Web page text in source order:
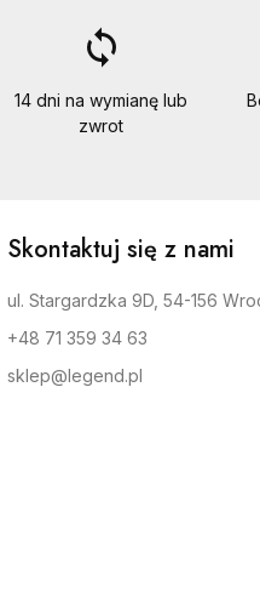
loop
14 dni na wymianę lub
zwrot
Skontaktuj się z nami
ul. Stargardzka 9D, 54-156
+48 71 359 34 63
sklep@legend.pl